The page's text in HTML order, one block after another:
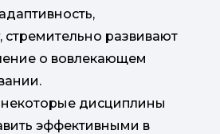
развивают
о вовлекающем
дисциплины
эффективными в